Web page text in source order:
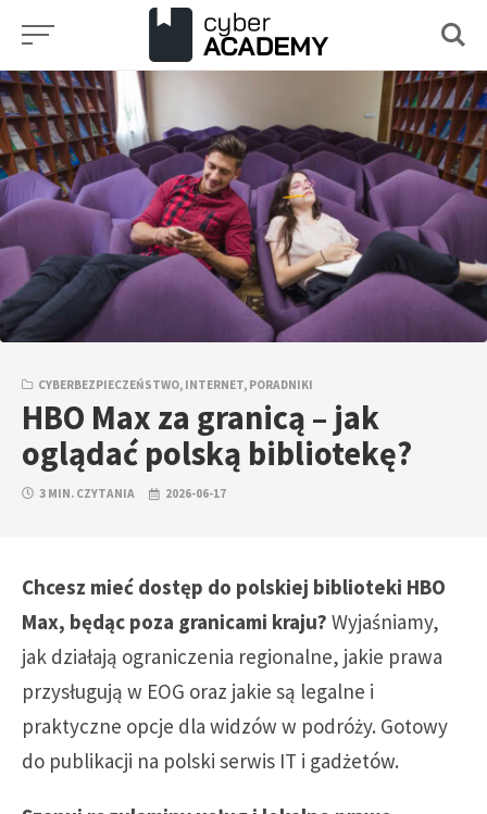
Przejdź
treści
CYBERBEZPIECZEŃSTWO, INTERNET, PORADNIKI
HBO Max za granicą – jak
oglądać polską bibliotekę?
3 MIN. CZYTANIA 2026-06-17
Chcesz mieć dostęp do polskiej biblioteki HBO
Max, będąc poza granicami kraju? Wyjaśniamy,
jak działają ograniczenia regionalne, jakie prawa
przysługują w EOG oraz jakie są legalne i
praktyczne opcje dla widzów w podróży. Gotowy
do publikacji na polski serwis IT i gadżetów.